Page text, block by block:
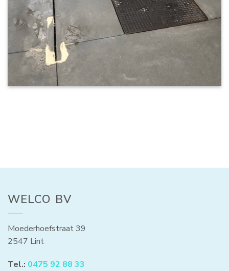
WELCO BV
Moederhoefstraat 39
2547 Lint
Tel.: 0475 92 88 33